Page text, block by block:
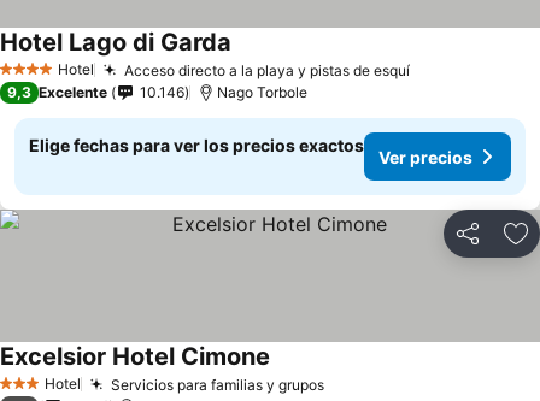
4 EstrellasHotel Acceso directo a la playa y pistas de esquí
Hotel Lago di Garda
9,3 Excelente 10.146 Nago Torbole
Elige fechas para ver los precios exactos
Ver precios
Compartir
3 Estrellas
Hotel Servicios para familias y grupos
Excelsior Hotel Cimone